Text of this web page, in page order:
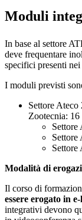
Moduli
In base al settore
deve frequentare
specifici presenti
I moduli previsti
Settore
Zootecnia: 16
Settore
Settore
Settore
Modalità di
Il corso di
essere erogato in
integrativi devono